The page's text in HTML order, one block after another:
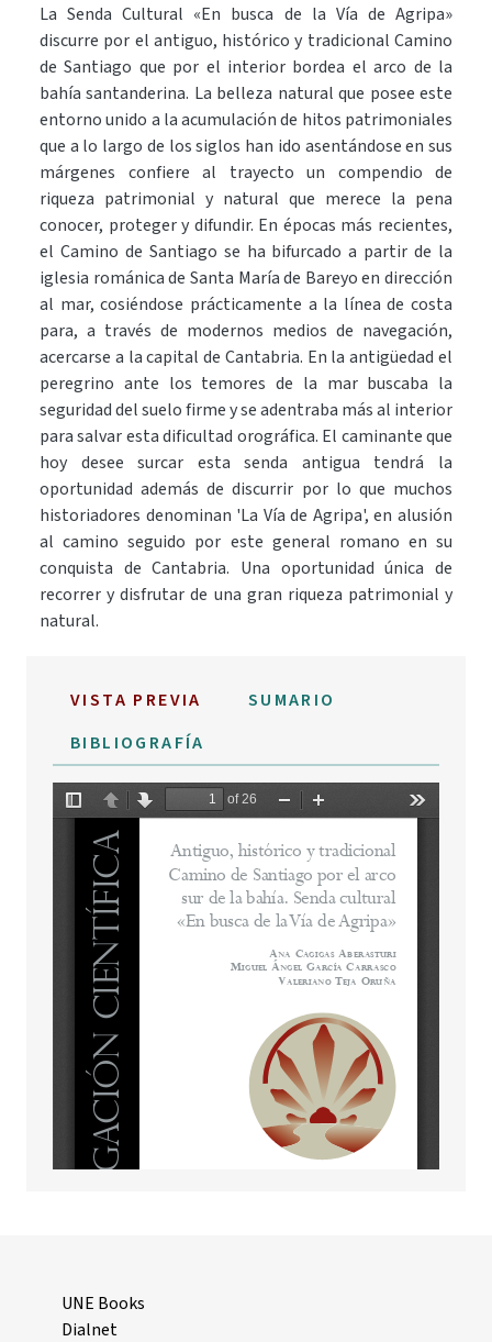
La Senda Cultural «En busca de la Vía de Agripa»
discurre por el antiguo, histórico y tradicional Camino
de Santiago que por el interior bordea el arco de la
bahía santanderina. La belleza natural que posee este
entorno unido a la acumulación de hitos patrimoniales
que a lo largo de los siglos han ido asentándose en sus
márgenes confiere al trayecto un compendio de
riqueza patrimonial y natural que merece la pena
conocer, proteger y difundir. En épocas más recientes,
el Camino de Santiago se ha bifurcado a partir de la
iglesia románica de Santa María de Bareyo en dirección
al mar, cosiéndose prácticamente a la línea de costa
para, a través de modernos medios de navegación,
acercarse a la capital de Cantabria. En la antigüedad el
peregrino ante los temores de la mar buscaba la
seguridad del suelo firme y se adentraba más al interior
para salvar esta dificultad orográfica. El caminante que
hoy desee surcar esta senda antigua tendrá la
oportunidad además de discurrir por lo que muchos
historiadores denominan 'La Vía de Agripa', en alusión
al camino seguido por este general romano en su
conquista de Cantabria. Una oportunidad única de
recorrer y disfrutar de una gran riqueza patrimonial y
natural.
VISTA PREVIA
SUMARIO
BIBLIOGRAFÍA
UNE Books
Dialnet